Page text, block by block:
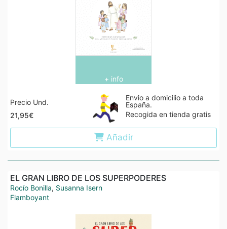
+ info
Precio Und.
21,95€
Envio a domicilio a toda
España.
Recogida en tienda gratis
Añadir
EL GRAN LIBRO DE LOS SUPERPODERES
Rocío Bonilla, Susanna Isern
Flamboyant